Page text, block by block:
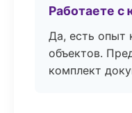
Работаете
Да, есть опыт
объектов.
комплект